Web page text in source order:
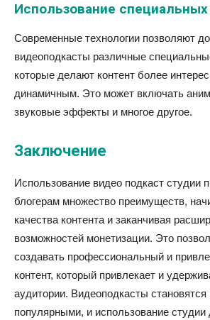
Использование
Современные технологии позволяют
видеоподкасты различные
которые делают контент более
динамичным. Это может включать
звуковые эффекты и многое другое.
Заключение
Использование видео подкаст студии
блогерам множество преимуществ,
качества контента и заканчивая
возможностей монетизации. Это
создавать профессиональный и
контент, который привлекает и
аудитории. Видеоподкасты
популярными, и использование студии